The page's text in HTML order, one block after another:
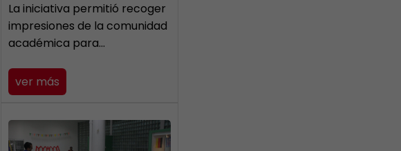
La iniciativa permitió recoger
impresiones de la comunidad
académica para…
ver más